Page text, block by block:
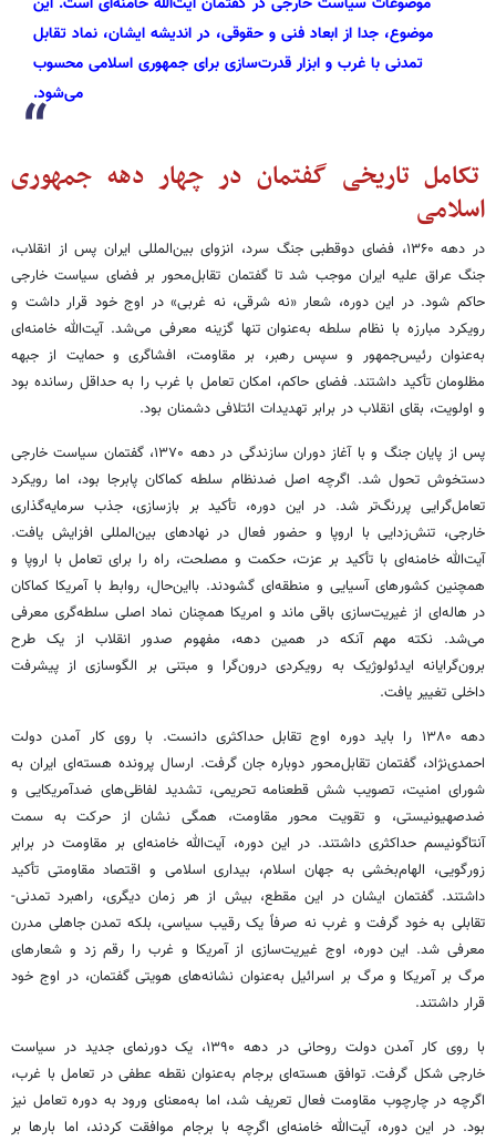
موضوع، جدا از ابعاد فنی و حقوقی، در اندیشه ایشان، نماد تقابل
تمدنی با غرب و ابزار قدرت‌سازی برای جمهوری اسلامی محسوب
می‌شود.
تکامل تاریخی گفتمان در چهار دهه جمهوری
اسلامی
در دهه ۱۳۶۰، فضای دوقطبی جنگ سرد، انزوای بین‌المللی ایران پس از انقلاب،
جنگ عراق علیه ایران موجب شد تا گفتمان تقابل‌محور بر فضای سیاست خارجی
حاکم شود. در این دوره، شعار «نه شرقی، نه غربی» در اوج خود قرار داشت و
رویکرد مبارزه با نظام سلطه به‌عنوان تنها گزینه معرفی می‌شد. آیت‌الله خامنه‌ای
به‌عنوان رئیس‌جمهور و سپس رهبر، بر مقاومت، افشاگری و حمایت از جبهه
مظلومان تأکید داشتند. فضای حاکم، امکان تعامل با غرب را به حداقل رسانده بود
و اولویت، بقای انقلاب در برابر تهدیدات ائتلافی دشمنان بود.
پس از پایان جنگ و با آغاز دوران سازندگی در دهه ۱۳۷۰، گفتمان سیاست خارجی
دستخوش تحول شد. اگرچه اصل ضدنظام سلطه کماکان پابرجا بود، اما رویکرد
تعامل‌گرایی پررنگ‌تر شد. در این دوره، تأکید بر بازسازی، جذب سرمایه‌گذاری
خارجی، تنش‌زدایی با اروپا و حضور فعال در نهادهای بین‌المللی افزایش یافت.
آیت‌الله خامنه‌ای با تأکید بر عزت، حکمت و مصلحت، راه را برای تعامل با اروپا و
همچنین کشورهای آسیایی و منطقه‌ای گشودند. بااین‌حال، روابط با آمریکا کماکان
در هاله‌ای از غیریت‌سازی باقی ماند و امریکا همچنان نماد اصلی سلطه‌گری معرفی
می‌شد. نکته مهم آنکه در همین دهه، مفهوم صدور انقلاب از یک طرح
برون‌گرایانه ایدئولوژیک به رویکردی درون‌گرا و مبتنی بر الگوسازی از پیشرفت
داخلی تغییر یافت.
دهه ۱۳۸۰ را باید دوره اوج تقابل حداکثری دانست. با روی کار آمدن دولت
احمدی‌نژاد، گفتمان تقابل‌محور دوباره جان گرفت. ارسال پرونده هسته‌ای ایران به
شورای امنیت، تصویب شش قطعنامه تحریمی، تشدید لفاظی‌های ضدآمریکایی و
ضدصهیونیستی، و تقویت محور مقاومت، همگی نشان از حرکت به سمت
آنتاگونیسم حداکثری داشتند. در این دوره، آیت‌الله خامنه‌ای بر مقاومت در برابر
زورگویی، الهام‌بخشی به جهان اسلام، بیداری اسلامی و اقتصاد مقاومتی تأکید
داشتند. گفتمان ایشان در این مقطع، بیش از هر زمان دیگری، راهبرد تمدنی-
تقابلی به خود گرفت و غرب نه صرفاً یک رقیب سیاسی، بلکه تمدن جاهلی مدرن
معرفی شد. این دوره، اوج غیریت‌سازی از آمریکا و غرب را رقم زد و شعارهای
مرگ بر آمریکا و مرگ بر اسرائیل به‌عنوان نشانه‌های هویتی گفتمان، در اوج خود
قرار داشتند.
با روی کار آمدن دولت روحانی در دهه ۱۳۹۰، یک دورنمای جدید در سیاست
خارجی شکل گرفت. توافق هسته‌ای برجام به‌عنوان نقطه عطفی در تعامل با غرب،
اگرچه در چارچوب مقاومت فعال تعریف شد، اما به‌معنای ورود به دوره تعامل نیز
بود. در این دوره، آیت‌الله خامنه‌ای اگرچه با برجام موافقت کردند، اما بارها بر